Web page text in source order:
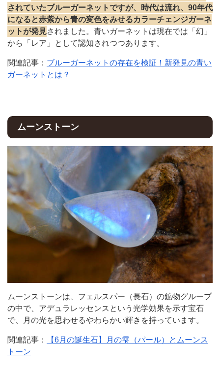
されていたブルーガーネットですが、時代は流れ、90年代
になると赤紫から青の変色をみせるカラーチェンジガーネ
ットが発見されました。青いガーネットは現在では「幻」
から「レア」として認知されつつあります。
関連記事： ブルーガーネットの存在を検証！新発見の青い
ガーネットとは？
ムーンストーン
ムーンストーンは、フェルスパー（長石）の鉱物グループ
の中で、アデュラレッセンスという光学効果を示す宝石
で、月の光を思わせるやわらかい輝きを持っています。
関連記事：
【6月の誕生石】月の雫（パール）とムーンス
トーン